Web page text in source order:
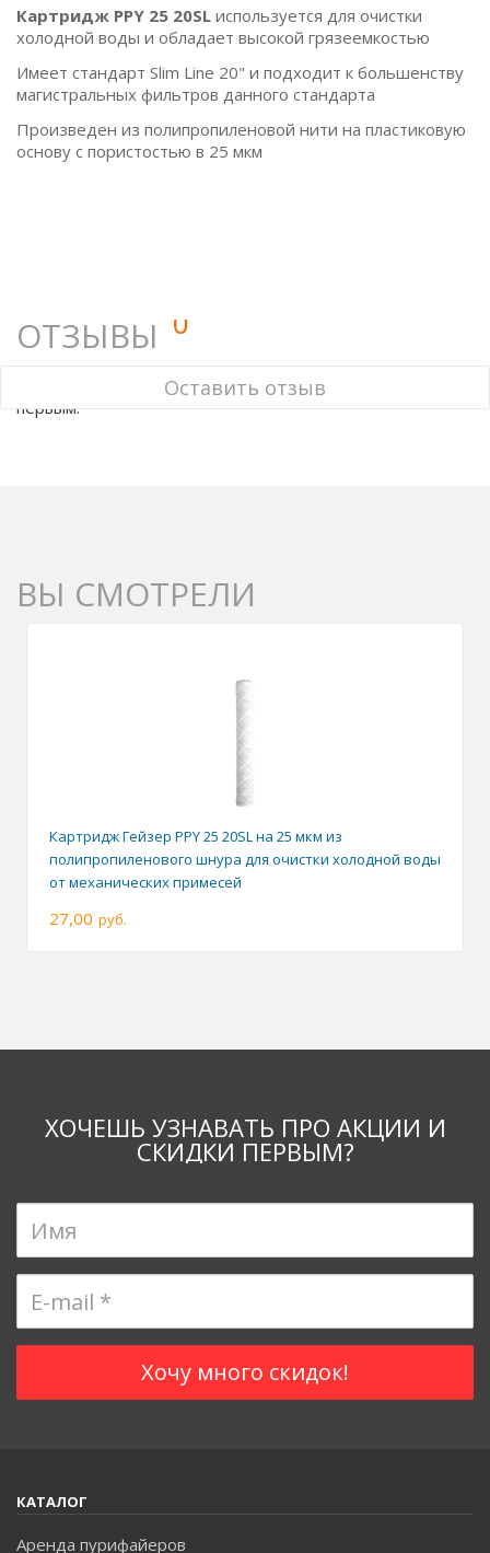
Картридж PPY 25 20SL используется для очистки
холодной воды и обладает высокой грязеемкостью
Имеет стандарт Slim Line 20" и подходит к большенству
магистральных фильтров данного стандарта
Произведен из полипропиленовой нити на пластиковую
основу с пористостью в 25 мкм
ОТЗЫВЫ 0
Оставить отзыв
У этого товара нет ни одного отзыва. Вы можете стать
первым.
ВЫ СМОТРЕЛИ
Картридж Гейзер PPY 25 20SL на 25 мкм из
полипропиленового шнура для очистки холодной воды
от механических примесей
27,00 руб.
ХОЧЕШЬ УЗНАВАТЬ ПРО АКЦИИ И
СКИДКИ ПЕРВЫМ?
КАТАЛОГ
Аренда пурифайеров